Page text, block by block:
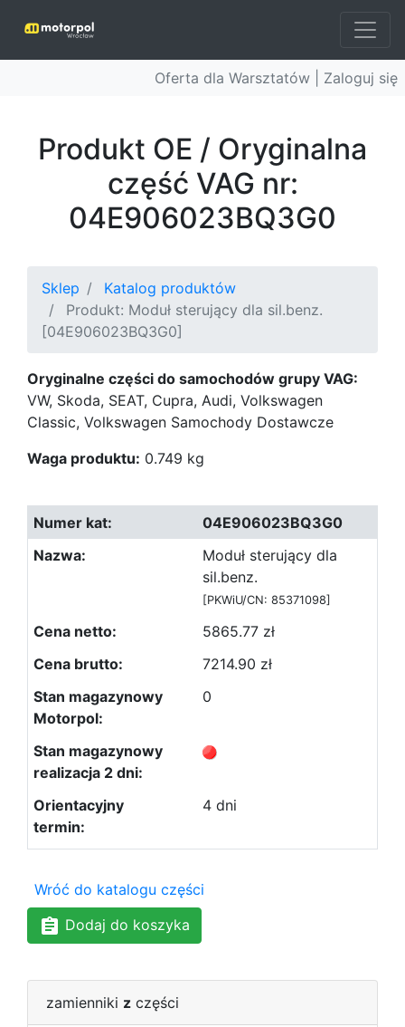
Oferta dla Warsztatów | Zaloguj się
Produkt OE / Oryginalna
część VAG nr:
04E906023BQ3G0
Sklep
Katalog produktów
Produkt: Moduł sterujący dla sil.benz.
[04E906023BQ3G0]
Oryginalne części do samochodów grupy VAG:
VW, Skoda, SEAT, Cupra, Audi, Volkswagen
Classic, Volkswagen Samochody Dostawcze
Waga produktu: 0.749 kg
04E906023BQ3G0
Moduł sterujący dla
sil.benz.
[PKWiU/CN: 85371098]
5865.77 zł
7214.90 zł
0
4 dni
Wróć do katalogu części
Dodaj do koszyka
zamienniki z części